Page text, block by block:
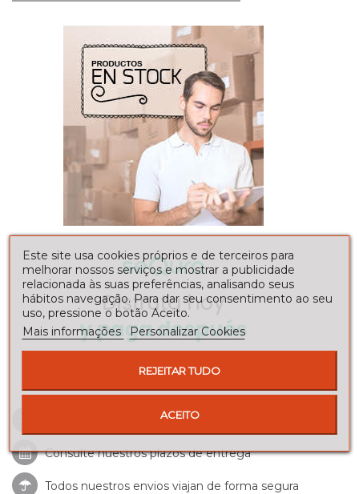
Envíos a toda la península
Consulte nuestrosplazos de entrega
Todos nuestros envios viajan de forma segura
Este site usa cookies próprios e de terceiros para
melhorar nossos serviços e mostrar a publicidade
relacionada às suas preferências, analisando seus
hábitos navegação. Para dar seu consentimento ao seu
uso, pressione o botão Aceito.
Mais informações
Personalizar Cookies
REJEITAR TUDO
ACEITO